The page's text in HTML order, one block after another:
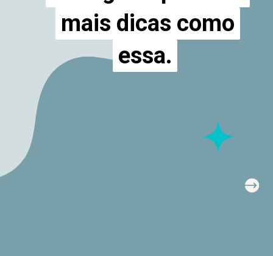
mais dicas como
essa.
mais dicas como
essa.